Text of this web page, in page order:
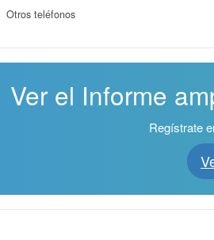
Otros teléfonos
Ver el Informe
Regístrate